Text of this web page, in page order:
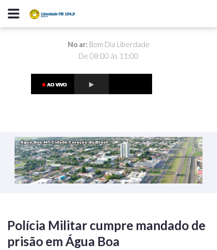
No ar: Bom Dia Liberdade
De 08:00 às 11:00
Polícia Militar cumpre mandado de
prisão em Água Boa